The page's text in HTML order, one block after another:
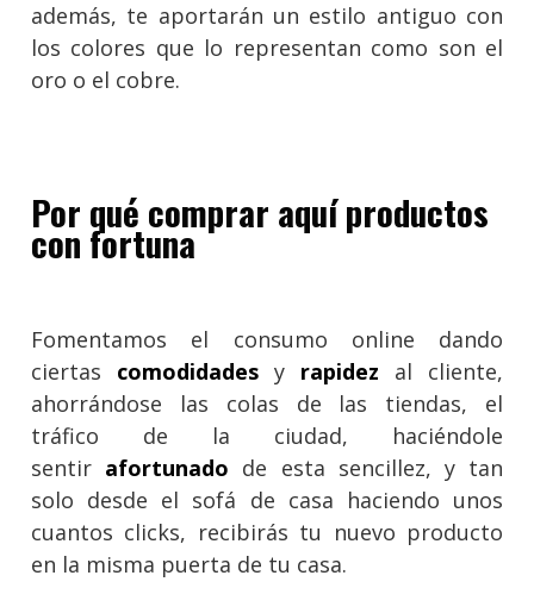
además, te aportarán un estilo antiguo con
los colores que lo representan como son el
oro o el cobre.
Por qué comprar aquí productos
con fortuna
Fomentamos el consumo online dando
ciertas comodidades y rapidez al cliente,
ahorrándose las colas de las tiendas, el
tráfico de la ciudad, haciéndole
sentir afortunado de esta sencillez, y tan
solo desde el sofá de casa haciendo unos
cuantos clicks, recibirás tu nuevo producto
en la misma puerta de tu casa.